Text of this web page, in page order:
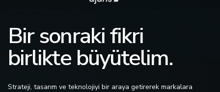
Bir sonraki fikri
birlikte büyütelim.
Strateji, tasarım ve teknolojiyi bir araya getirerek markalara